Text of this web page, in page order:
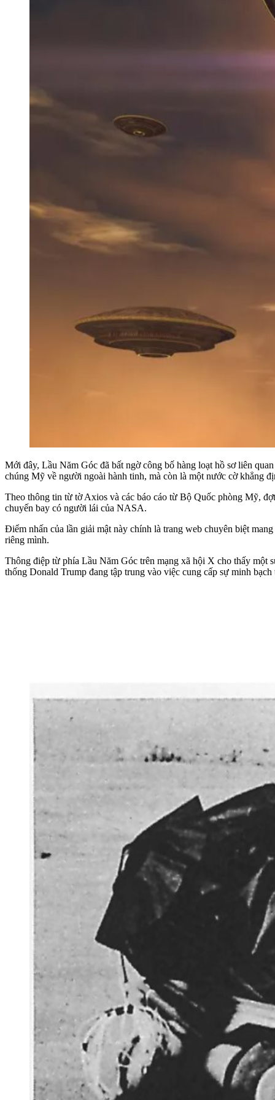
Mới đây, Lầu Năm Góc đã bất ngờ công bố hàng loạt hồ sơ liên
chúng Mỹ về người ngoài hành tinh, mà còn là một nước cờ khẳng
Theo thông tin từ tờ Axios và các báo cáo từ Bộ Quốc phòng Mỹ,
chuyến bay có người lái của NASA.
Điểm nhấn của lần giải mật này chính là trang web chuyên biệt
riêng mình.
Thông điệp từ phía Lầu Năm Góc trên mạng xã hội X cho thấy một
thống Donald Trump đang tập trung vào việc cung cấp sự minh bạch